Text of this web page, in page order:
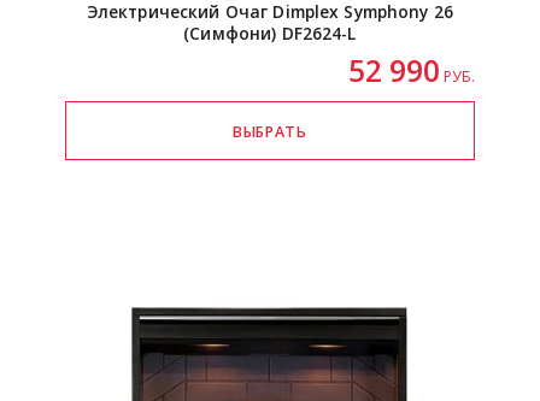
Электрический Очаг Dimplex Symphony 26
(Симфони) DF2624-L
52 990 РУБ.